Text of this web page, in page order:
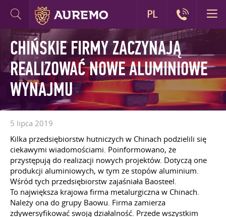
CHIŃSKIE FIRMY ZACZYNAJĄ
REALIZOWAĆ NOWE ALUMINIOWE
WYNAJMU
5 lipca 2019
Kilka przedsiębiorstw hutniczych w Chinach podzielili się
ciekawymi wiadomościami. Poinformowano, że
przystępują do realizacji nowych projektów. Dotyczą one
produkcji aluminiowych, w tym ze stopów aluminium.
Wśród tych przedsiębiorstw zajaśniała Baosteel.
To największa krajowa firma metalurgiczna w Chinach.
Należy ona do grupy Baowu. Firma zamierza
zdywersyfikować swoją działalność. Przede wszystkim
PL